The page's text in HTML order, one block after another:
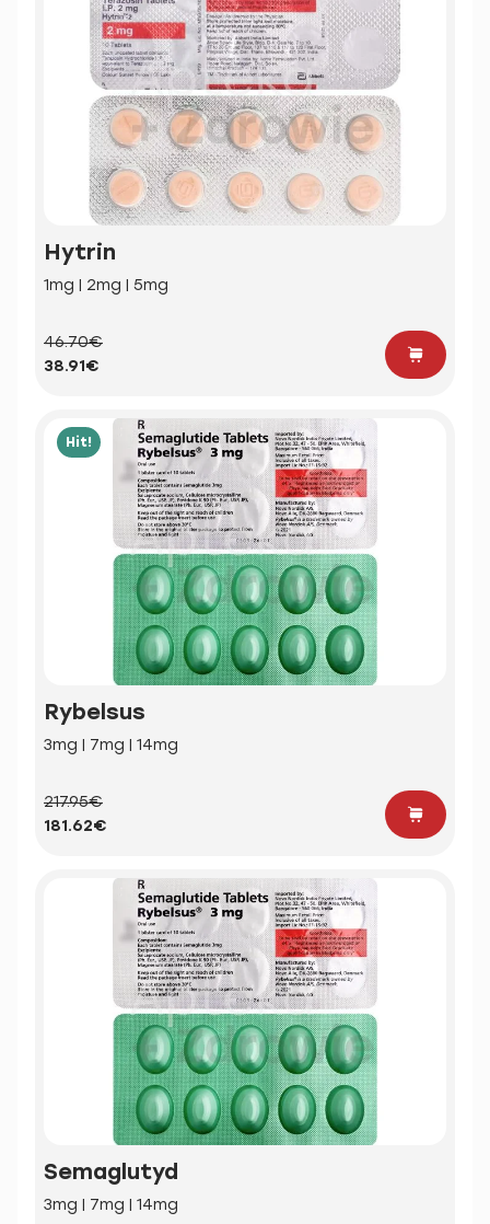
Hytrin
1mg | 2mg | 5mg
46.70€
38.91€
Hit!
Rybelsus
3mg | 7mg | 14mg
217.95€
181.62€
Semaglutyd
3mg | 7mg | 14mg